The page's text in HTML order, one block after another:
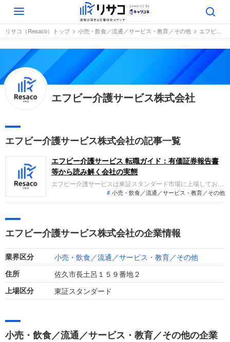
Toggle
navigation
リサコ（Resaco）トップ 小売・飲食／流通／サービス・教育／その他 エフビー介護サービス株式会社
エフビー介護サービス株式会社
エフビー介護サービス株式会社の記事一覧
エフビー介護サービス 転職ガイド：有価証券報告書
等から読み解く会社の実態
エフビー介護サービスは東証スタンダード市場に上場してお
り、信越・北関東を中心に地域密着の介護サービスや福祉用具
のレンタル・販売を展開しています。直近の業績は、新規施設
います。
小売・飲食／流通／サービス・教育／その他
エフビー介護サービス株式会社の企業情報
業界区分 小売・飲食／流通／サービス・教育／その他
住所 佐久市長土呂１５９番地２
上場区分 東証スタンダード
小売・飲食／流通／サービス・教育／その他の企業